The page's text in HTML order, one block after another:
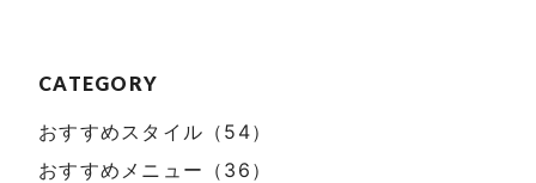
CATEGORY
おすすめスタイル（54）
おすすめメニュー（36）